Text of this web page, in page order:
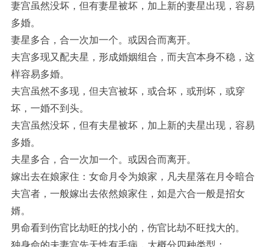
妻宫虽然没坏，但有妻星被坏，加上新的妻星出现，容易
多婚。
妻星多合，合一次加一个。或因合而离开。
夫宫多现又配夫星，形成婚姻组合，而夫宫本身不稳，这
样容易多婚。
夫宫虽然不多现，但夫宫被坏，或合坏，或刑坏，或穿
坏，一婚不到头。
夫宫虽然没坏，但有夫星被坏，加上新的夫星出现，容易
多婚。
夫星多合，合一次加一个。或因合而离开。
嫁出去在娘家住：女命月令为娘家，凡夫星落在月令暗合
夫宫者，一般嫁出去依然娘家住，如是六合一般是招女
婿。
男命看到伤官比劫旺的找小的，伤官比劫不旺找大的。
独身命的夫妻宫先天性有毛病，大概分四种类型：